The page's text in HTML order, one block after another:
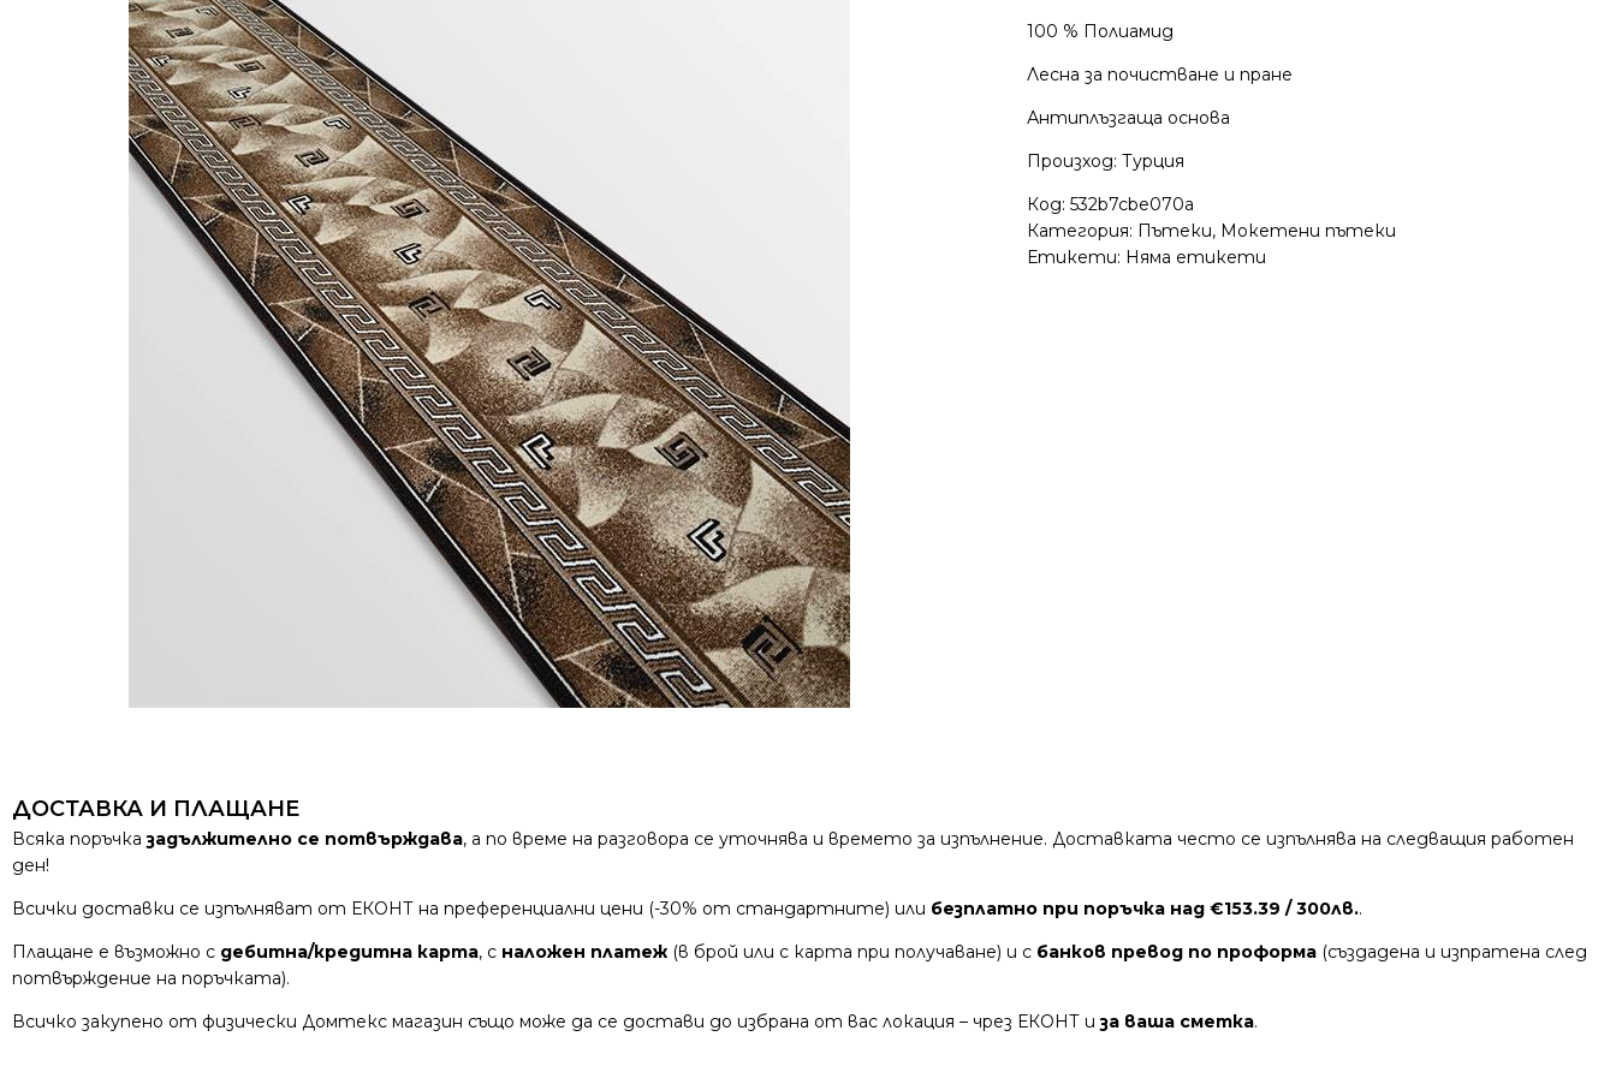
100 % Полиамид
Лесна за почистване и пране
Антиплъзгаща основа
Произход: Турция
Код:532b7cbe070a
Категория: Пътеки, Мокетени пътеки
Етикети: Няма етикети
ДОСТАВКА И ПЛАЩАНЕ
Всяка поръчказадължително се потвърждава, а по време на разговора се уточнява и времето за изпълнение. Доставката често се изпълнява на следващия работен
ден!
Всички доставки се изпълняват от ЕКОНТ на преференциални цени (-30% от стандартните) или безплатно при поръчка над €153.39 / 300лв..
Плащане е възможно с дебитна/кредитна карта, с наложен платеж (в брой или с карта при получаване) и с банков превод по проформа (създадена и изпратена след
потвърждение на поръчката).
Всичко закупено от физически Домтекс магазин също може да се достави до избрана от вас локация – чрез ЕКОНТ иза ваша сметка.